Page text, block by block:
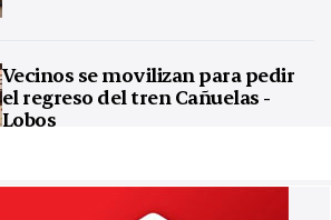
Vecinos se movilizan para pedir
el regreso del tren Cañuelas -
Lobos